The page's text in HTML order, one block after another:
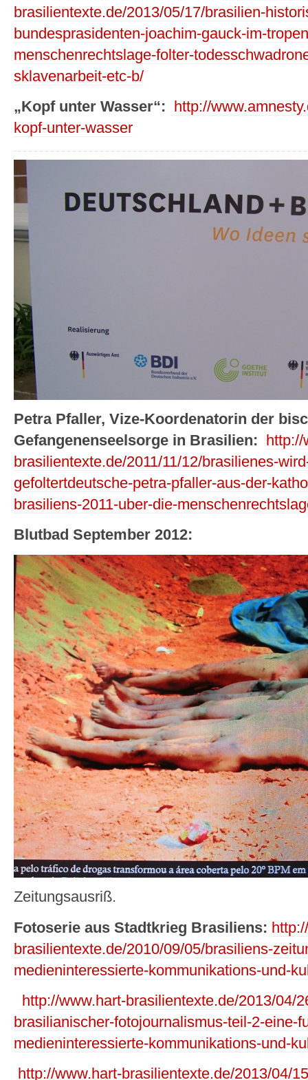
brasilientexte.de/2013/05/17/brasilien-
bundesprasidenten-joachim-gauck-im-
menschenrechtslage-folter-
sklavenarbeit-etc-b/
„Kopf unter Wasser“:
http://
kopf-unter-wasser
Petra Pfaller, Vize-Koordenatorin der
Gefangenenseelsorge in Brasilien:
brasilientexte.de/2011/11/12/brasilienes-
gefoltertdeutsche-petra-pfaller-aus-der-
brasiliens-2011-uber-die-
Blutbad September 2012:
Zeitungsausriß.
Fotoserie aus Stadtkrieg Brasiliens:
brasilientexte.de/2010/09/05/brasiliens-
medieninteressierte-kommunikations-und-
http://www.hart-brasilientexte.de/2013/04/
brasilianischer-fotojournalismus-teil-2-eine-
medieninteressierte-kommunikations-und-
http://www.hart-brasilientexte.de/2013/04/